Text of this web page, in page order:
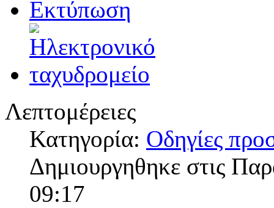
Λεπτομέρειες
Κατηγορία: Οδηγίες
Δημιουργηθηκε στις
09:17